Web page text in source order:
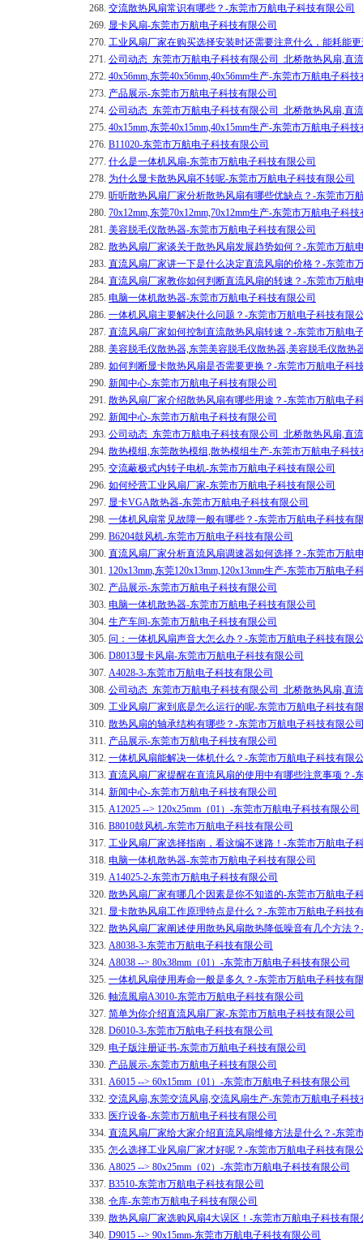
268. 交流散热风扇常识有哪些？-东莞市万航电子科技有限公司
269. 显卡风扇-东莞市万航电子科技有限公司
270. 工业风扇厂家在购买选择安装时还需要注意什么，能耗能
271. 公司动态_东莞市万航电子科技有限公司_北桥散热风扇,直
272. 40x56mm,东莞40x56mm,40x56mm生产-东莞市万航电子科
273. 产品展示-东莞市万航电子科技有限公司
274. 公司动态_东莞市万航电子科技有限公司_北桥散热风扇,直
275. 40x15mm,东莞40x15mm,40x15mm生产-东莞市万航电子科
276. B11020-东莞市万航电子科技有限公司
277. 什么是一体机风扇-东莞市万航电子科技有限公司
278. 为什么显卡散热风扇不转呢-东莞市万航电子科技有限公司
279. 听听散热风扇厂家分析散热风扇有哪些优缺点？-东莞市万
280. 70x12mm,东莞70x12mm,70x12mm生产-东莞市万航电子科
281. 美容脱毛仪散热器-东莞市万航电子科技有限公司
282. 散热风扇厂家谈关于散热风扇发展趋势如何？-东莞市万航
283. 直流风扇厂家讲一下是什么决定直流风扇的价格？-东莞市
284. 直流风扇厂家教你如何判断直流风扇的转速？-东莞市万航
285. 电脑一体机散热器-东莞市万航电子科技有限公司
286. 一体机风扇主要解决什么问题？-东莞市万航电子科技有限
287. 直流风扇厂家如何控制直流散热风扇转速？-东莞市万航电
288. 美容脱毛仪散热器,东莞美容脱毛仪散热器,美容脱毛仪散热
289. 如何判断显卡散热风扇是否需要更换？-东莞市万航电子科
290. 新闻中心-东莞市万航电子科技有限公司
291. 散热风扇厂家介绍散热风扇有哪些用途？-东莞市万航电子
292. 新闻中心-东莞市万航电子科技有限公司
293. 公司动态_东莞市万航电子科技有限公司_北桥散热风扇,直
294. 散热模组,东莞散热模组,散热模组生产-东莞市万航电子科技
295. 交流蔽极式内转子电机-东莞市万航电子科技有限公司
296. 如何经营工业风扇厂家-东莞市万航电子科技有限公司
297. 显卡VGA散热器-东莞市万航电子科技有限公司
298. 一体机风扇常见故障一般有哪些？-东莞市万航电子科技有
299. B6204鼓风机-东莞市万航电子科技有限公司
300. 直流风扇厂家分析直流风扇调速器如何选择？-东莞市万航
301. 120x13mm,东莞120x13mm,120x13mm生产-东莞市万航电子
302. 产品展示-东莞市万航电子科技有限公司
303. 电脑一体机散热器-东莞市万航电子科技有限公司
304. 生产车间-东莞市万航电子科技有限公司
305. 问：一体机风扇声音大怎么办？-东莞市万航电子科技有限
306. D8013显卡风扇-东莞市万航电子科技有限公司
307. A4028-3-东莞市万航电子科技有限公司
308. 公司动态_东莞市万航电子科技有限公司_北桥散热风扇,直
309. 工业风扇厂家到底是怎么运行的呢-东莞市万航电子科技有
310. 散热风扇的轴承结构有哪些？-东莞市万航电子科技有限公
311. 产品展示-东莞市万航电子科技有限公司
312. 一体机风扇能解决一体机什么？-东莞市万航电子科技有限
313. 直流风扇厂家提醒在直流风扇的使用中有哪些注意事项？-
314. 新闻中心-东莞市万航电子科技有限公司
315. A12025 --> 120x25mm（01）-东莞市万航电子科技有限公司
316. B8010鼓风机-东莞市万航电子科技有限公司
317. 工业风扇厂家选择指南，看这编不迷路！-东莞市万航电子
318. 电脑一体机散热器-东莞市万航电子科技有限公司
319. A14025-2-东莞市万航电子科技有限公司
320. 散热风扇厂家有哪几个因素是你不知道的-东莞市万航电子
321. 显卡散热风扇工作原理特点是什么？-东莞市万航电子科技
322. 散热风扇厂家阐述使用散热风扇散热降低噪音有几个方法
323. A8038-3-东莞市万航电子科技有限公司
324. A8038 --> 80x38mm（01）-东莞市万航电子科技有限公司
325. 一体机风扇使用寿命一般是多久？-东莞市万航电子科技有
326. 軸流風扇A3010-东莞市万航电子科技有限公司
327. 简单为你介绍直流风扇厂家-东莞市万航电子科技有限公司
328. D6010-3-东莞市万航电子科技有限公司
329. 电子版注册证书-东莞市万航电子科技有限公司
330. 产品展示-东莞市万航电子科技有限公司
331. A6015 --> 60x15mm（01）-东莞市万航电子科技有限公司
332. 交流风扇,东莞交流风扇,交流风扇生产-东莞市万航电子科技
333. 医疗设备-东莞市万航电子科技有限公司
334. 直流风扇厂家给大家介绍直流风扇维修方法是什么？-东莞
335. 怎么选择工业风扇厂家才好呢？-东莞市万航电子科技有限
336. A8025 --> 80x25mm（02）-东莞市万航电子科技有限公司
337. B3510-东莞市万航电子科技有限公司
338. 仓库-东莞市万航电子科技有限公司
339. 散热风扇厂家选购风扇4大误区！-东莞市万航电子科技有限
340. D9015 --> 90x15mm-东莞市万航电子科技有限公司